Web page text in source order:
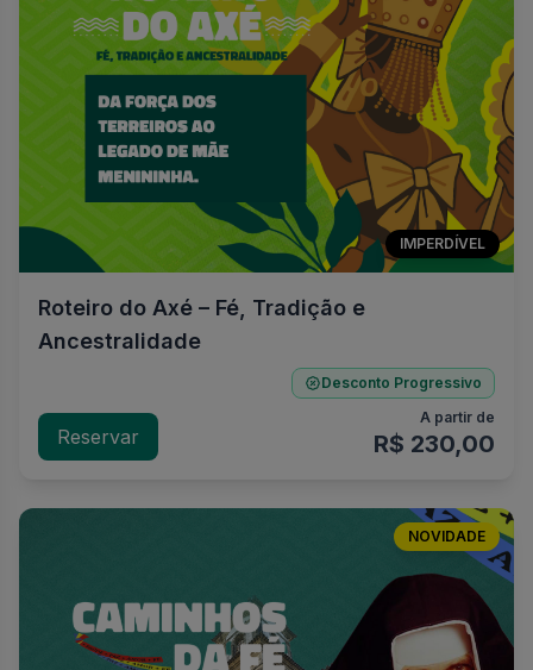
IMPERDÍVEL
Roteiro do Axé – Fé, Tradição e
Ancestralidade
Desconto Progressivo
Reservar
A partir de
R$ 230,00
NOVIDADE